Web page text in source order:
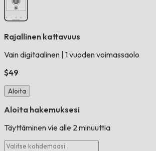
Rajallinen kattavuus
Vain digitaalinen 1 vuoden voimassaolo
$49
Aloita
Aloita hakemuksesi
Täyttäminen vie alle 2 minuuttia